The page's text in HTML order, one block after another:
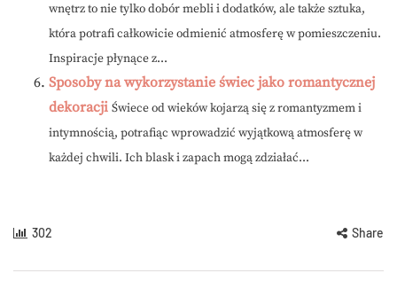
wnętrz to nie tylko dobór mebli i dodatków, ale także sztuka,
która potrafi całkowicie odmienić atmosferę w pomieszczeniu.
Inspiracje płynące z...
Sposoby na wykorzystanie świec jako romantycznej
dekoracji Świece od wieków kojarzą się z romantyzmem i
intymnością, potrafiąc wprowadzić wyjątkową atmosferę w
każdej chwili. Ich blask i zapach mogą zdziałać...
302 Share